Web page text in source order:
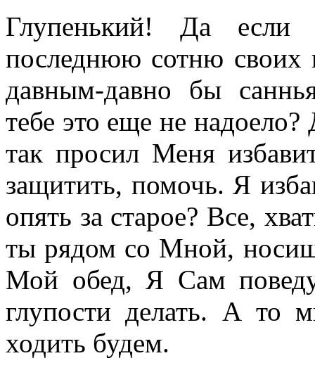
Глупенький! Да
последнюю сотню
давным-давно бы
тебе это еще не
так просил Меня
защитить, помочь. Я
опять за старое? Все,
ты рядом со Мной,
Мой обед, Я Сам
глупости делать. А то
ходить будем.